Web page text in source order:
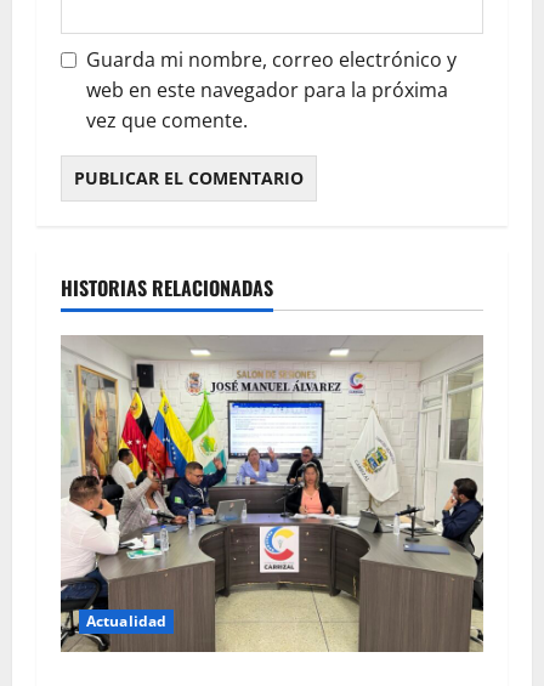
Guarda mi nombre, correo electrónico y
web en este navegador para la próxima
vez que comente.
HISTORIAS RELACIONADAS
Actualidad